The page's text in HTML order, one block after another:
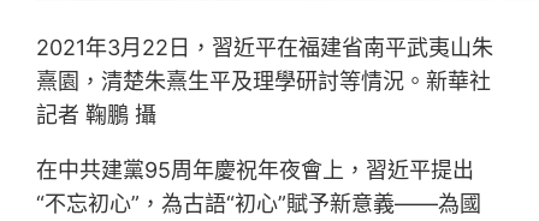
2021年3月22日，習近平在福建省南平武夷山朱
熹園，清楚朱熹生平及理學研討等情況。新華社
記者 鞠鵬 攝
在中共建黨95周年慶祝年夜會上，習近平提出
“不忘初心”，為古語“初心”賦予新意義——為國